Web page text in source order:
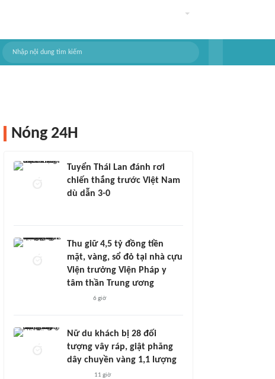
Nóng 24H
Tuyển Thái Lan đánh rơi
chiến thắng trước Việt Nam
dù dẫn 3-0
Thu giữ 4,5 tỷ đồng tiền
mặt, vàng, sổ đỏ tại nhà cựu
Viện trưởng Viện Pháp y
tâm thần Trung ương
6 giờ
Nữ du khách bị 28 đối
tượng vây ráp, giật phăng
dây chuyền vàng 1,1 lượng
11 giờ